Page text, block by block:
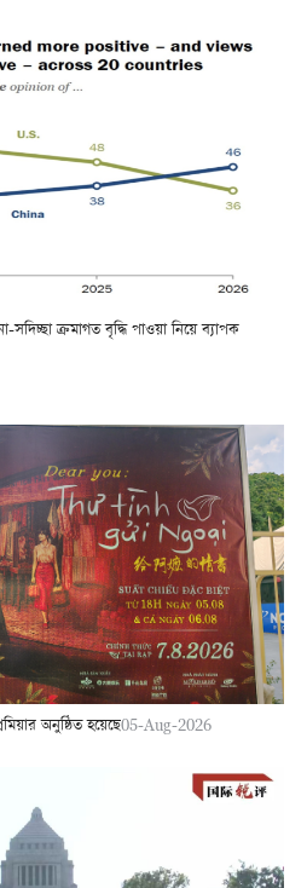
সদিচ্ছা ক্রমাগত বৃদ্ধি পাওয়া নিয়ে ব্যাপক
অনুষ্ঠিত হয়েছে05-Aug-2026